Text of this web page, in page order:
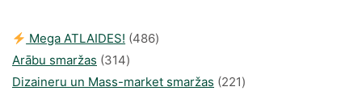
Mega ATLAIDES! 486486
Arābu smaržas 314314
produkti
Dizaineru un Mass-market smaržas 221221